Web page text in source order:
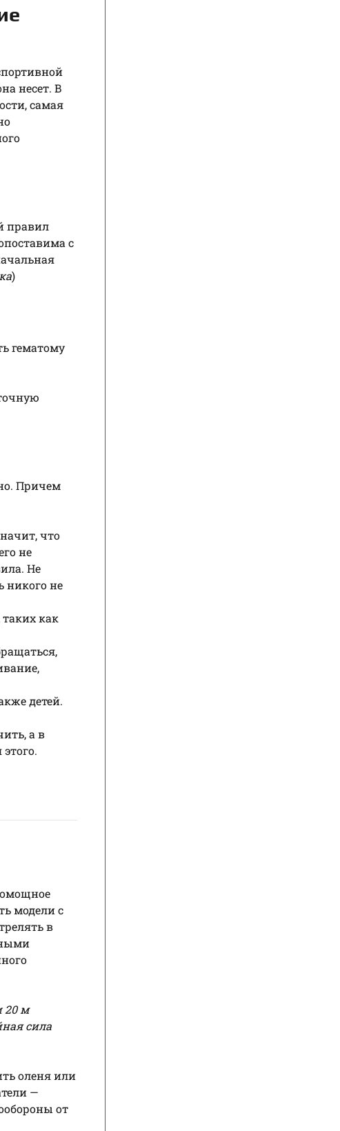
несет. В
самая
правил
с
)
гематому
Причем
что
не
Не
никого не
как
детей.
а в
модели с
в
20 м
сила
оленя или
—
от